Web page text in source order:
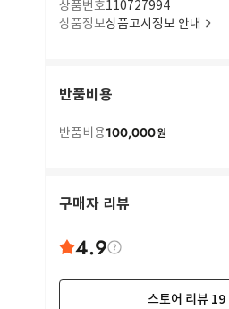
상품번호110727994
상품정보상품고시정보 안내
반품비용
반품비용100,000원
구매자 리뷰
4.9
스토어 리뷰 19